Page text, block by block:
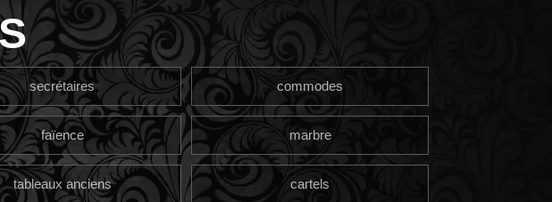
secrétaires commodes
faïence marbre
tableaux anciens cartels